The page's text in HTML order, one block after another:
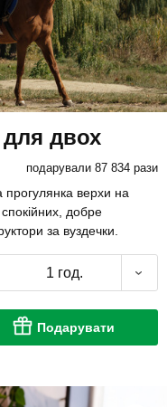
двох
подарували 87 834 рази
прогулянка верхи на
добре
за вуздечки.
1 год.
Подарувати